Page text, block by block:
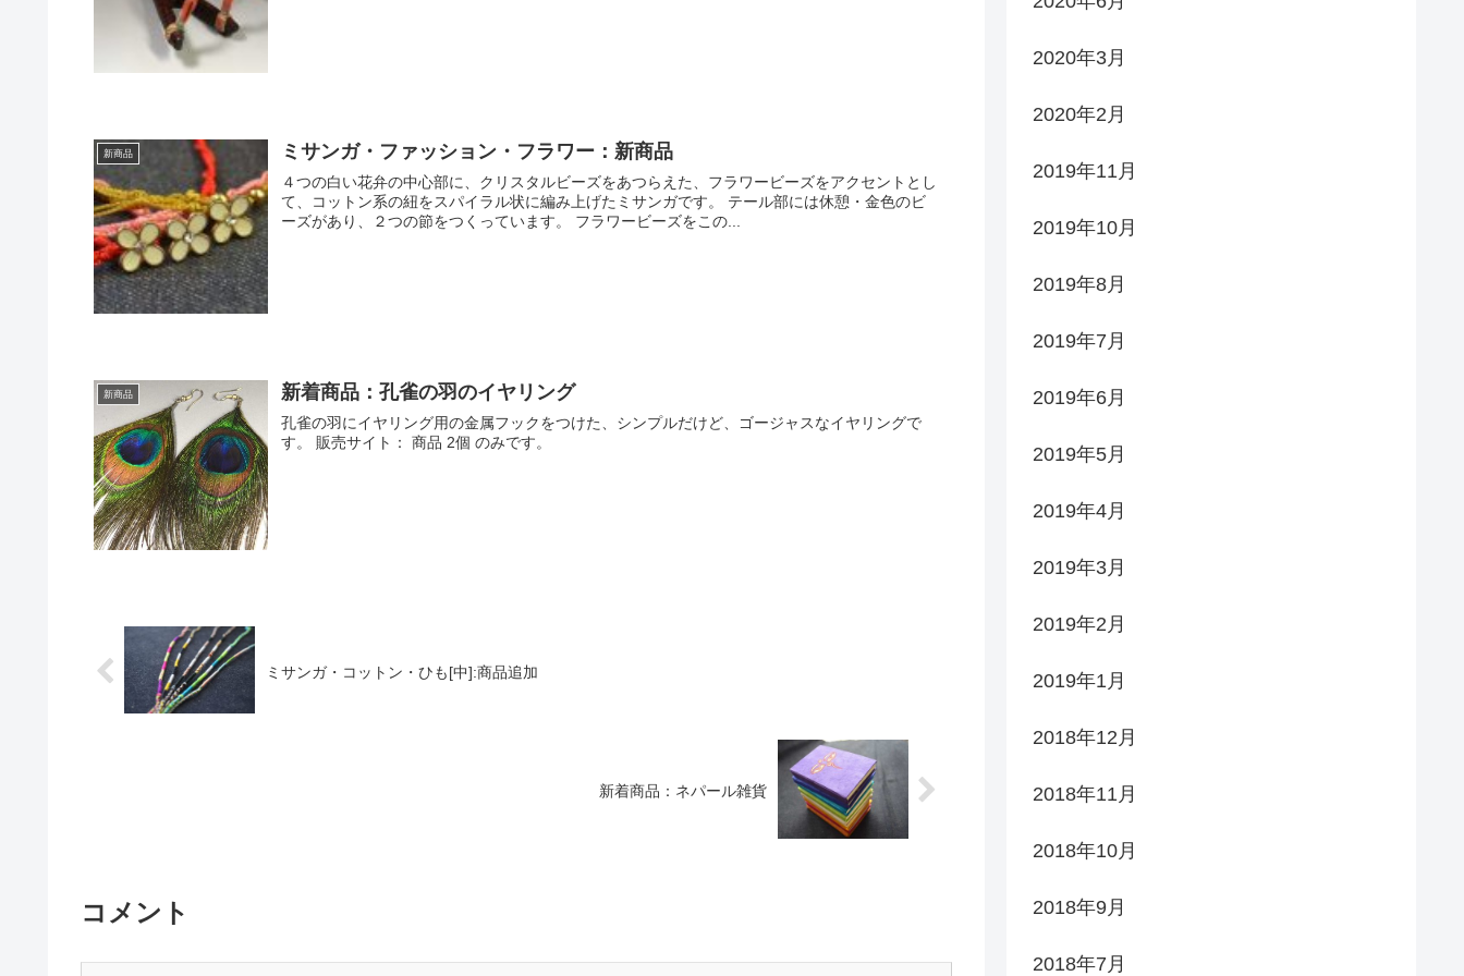
新商品 ミサンガ・ファッション・フラワー：新商品
４つの白い花弁の中心部に、クリスタルビーズをあつらえた、フラワービーズをアクセントとし
て、コットン系の紐をスパイラル状に編み上げたミサンガです。 テール部には休憩・金色のビ
ーズがあり、２つの節をつくっています。 フラワービーズをこの...
新商品 新着商品：孔雀の羽のイヤリング
孔雀の羽にイヤリング用の金属フックをつけた、シンプルだけど、ゴージャスなイヤリングで
す。 販売サイト： 商品 2個 のみです。
ミサンガ・コットン・ひも[中]:商品追加
新着商品：ネパール雑貨
コメント
2020年3月
2020年2月
2019年11月
2019年10月
2019年8月
2019年7月
2019年6月
2019年5月
2019年4月
2019年3月
2019年2月
2019年1月
2018年12月
2018年11月
2018年10月
2018年9月
2018年7月